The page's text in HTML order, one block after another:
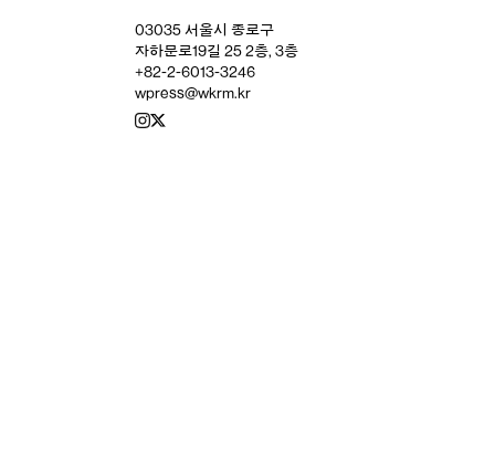
03035 서울시 종로구
자하문로19길 25 2층, 3층
+82-2-6013-3246
wpress@wkrm.kr